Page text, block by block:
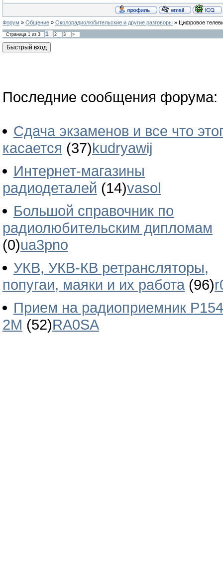
Форум » Общение » Околорадиолюбительские и другие разговоры » Цифровое
Страница 1 из 3 1 2 3 »
Последние сообщения форума:
Сдача экзаменов и все что
касается (37)kudryawij
Интернет-магазины
радиодеталей (14)vasol
Большой справочник по
радиолюбительским дипломам
(0)ua3pno
УКВ, УКВ-КВ ретрансляторы,
попугаи, маяки и их работа (96)
Прием на радиоприемник
2М (52)RA0SA